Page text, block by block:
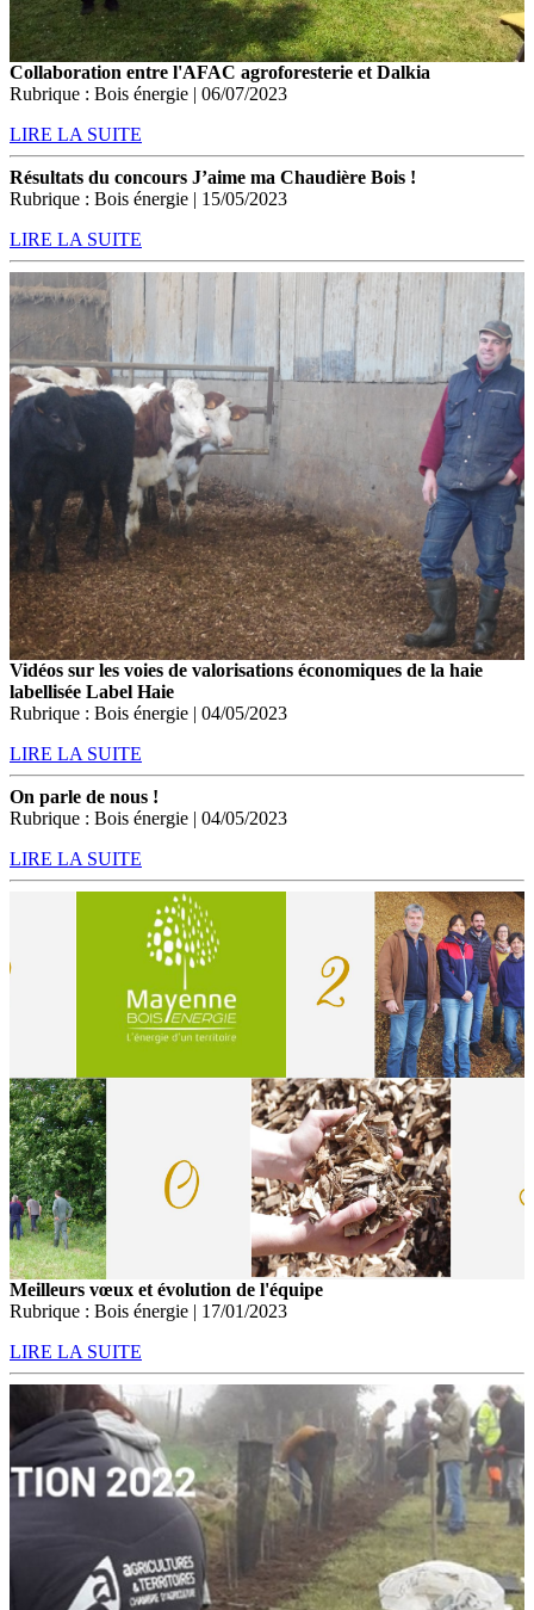
Collaboration entre l'AFAC agroforesterie et Dalkia
Rubrique : Bois énergie | 06/07/2023
LIRE LA SUITE
Résultats du concours J’aime ma Chaudière Bois !
Rubrique : Bois énergie | 15/05/2023
LIRE LA SUITE
Vidéos sur les voies de valorisations économiques de la haie
labellisée Label Haie
Rubrique : Bois énergie | 04/05/2023
LIRE LA SUITE
On parle de nous !
Rubrique : Bois énergie | 04/05/2023
LIRE LA SUITE
Meilleurs vœux et évolution de l'équipe
Rubrique : Bois énergie | 17/01/2023
LIRE LA SUITE